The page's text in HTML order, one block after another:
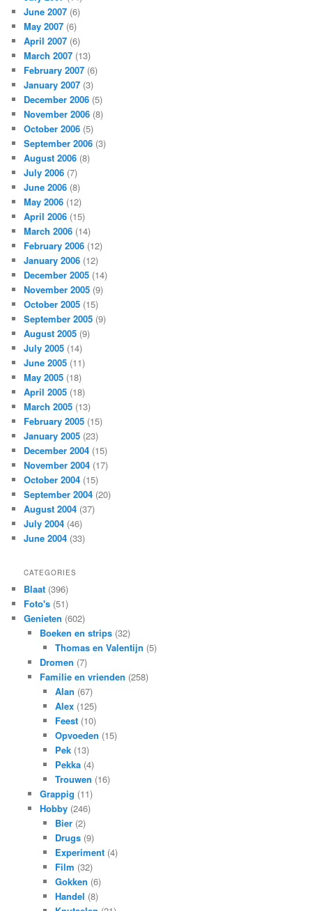
June 2007 (6)
May 2007 (6)
April 2007 (6)
March 2007 (13)
February 2007 (6)
January 2007 (3)
December 2006 (5)
November 2006 (8)
October 2006 (5)
September 2006 (3)
August 2006 (8)
July 2006 (7)
June 2006 (8)
May 2006 (12)
April 2006 (15)
March 2006 (14)
February 2006 (12)
January 2006 (12)
December 2005 (14)
November 2005 (9)
October 2005 (15)
September 2005 (9)
August 2005 (9)
July 2005 (14)
June 2005 (11)
May 2005 (18)
April 2005 (18)
March 2005 (13)
February 2005 (15)
January 2005 (23)
December 2004 (15)
November 2004 (17)
October 2004 (15)
September 2004 (20)
August 2004 (37)
July 2004 (46)
June 2004 (33)
CATEGORIES
Blaat (396)
Foto's (51)
Genieten (602)
Boeken en strips(32)
Thomas en Valentijn (5)
Dromen (7)
Familie en vrienden (258)
Alan (67)
Alex (125)
Feest (10)
Opvoeden (15)
Pek (13)
Pekka (4)
Trouwen (16)
Grappig (11)
Hobby(246)
Bier (2)
Drugs (9)
Experiment (4)
Film (32)
Gokken (6)
Handel (8)